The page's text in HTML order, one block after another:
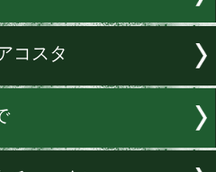
し、評価をさらに
モバユーザーから
名前(ペンネーム)を
まで送っていただ
水)午後3時まで。